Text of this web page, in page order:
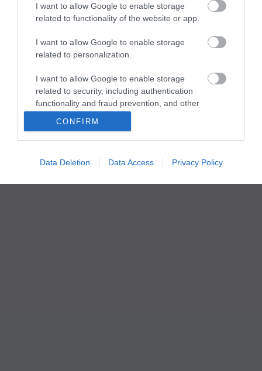
I want to allow Google to enable storage
related to functionality of the website or app.
I want to allow Google to enable storage
related to personalization.
I want to allow Google to enable storage
related to security, including authentication
functionality and fraud prevention, and other
CONFIRM
Data Deletion Data Access Privacy Policy
Médiaajánlat és hirdetési akciók•Impresszum•
Adatvédelmi
nyiltakozat• Fórum•Írj Nekünk!•Olvasói és moderálási alapelvek
ma.hu RSS csatornái•